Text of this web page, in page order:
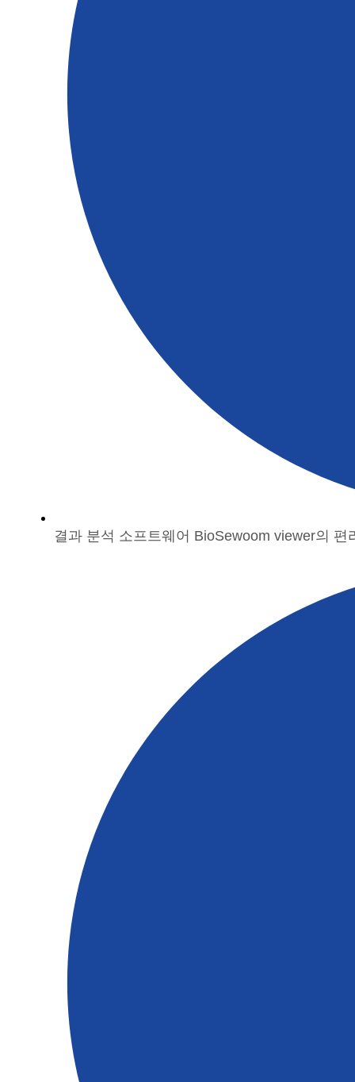
결과 분석 소프트웨어 BioSewoom viewer의 편